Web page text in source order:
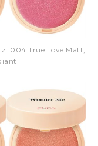
004 True Love Matt,